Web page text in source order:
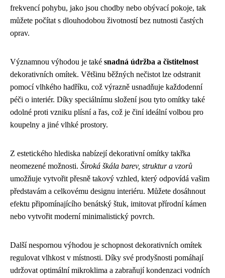
frekvencí pohybu, jako jsou chodby nebo obývací pokoje, tak
můžete počítat s dlouhodobou životností bez nutnosti častých
oprav.
Významnou výhodou je také snadná údržba a čistitelnost
dekorativních omítek. Většinu běžných nečistot lze odstranit
pomocí vlhkého hadříku, což výrazně usnadňuje každodenní
péči o interiér. Díky speciálnímu složení jsou tyto omítky také
odolné proti vzniku plísní a řas, což je činí ideální volbou pro
koupelny a jiné vlhké prostory.
Z estetického hlediska nabízejí dekorativní omítky takřka
neomezené možnosti. Široká škála barev, struktur a vzorů
umožňuje vytvořit přesně takový vzhled, který odpovídá vašim
představám a celkovému designu interiéru. Můžete dosáhnout
efektu připomínajícího benátský štuk, imitovat přírodní kámen
nebo vytvořit moderní minimalistický povrch.
Další nespornou výhodou je schopnost dekorativních omítek
regulovat vlhkost v místnosti. Díky své prodyšnosti pomáhají
udržovat optimální mikroklima a zabraňují kondenzaci vodních